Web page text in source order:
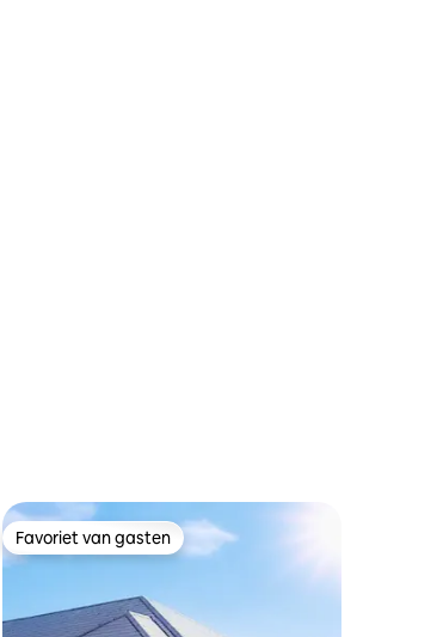
Favoriet van gasten
Favoriet van gasten